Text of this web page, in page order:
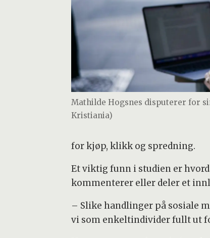
Mathilde Hogsnes disputerer for
Kristiania)
for kjøp, klikk og spredning.
Et viktig funn i studien er
kommenterer eller deler et
– Slike handlinger på sosiale
vi som enkeltindivider fullt ut